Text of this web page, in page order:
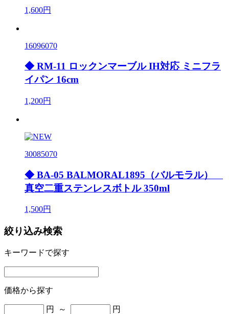
1,600円
16096070
◆ RM-11 ロックンマーブル IH対応 ミニフラ
イパン 16cm
1,200円
30085070
◆ BA-05 BALMORAL1895（バルモラル）
真空二重ステンレスボトル 350ml
1,500円
絞り込み検索
キーワードで探す
価格から探す
円 ～ 円